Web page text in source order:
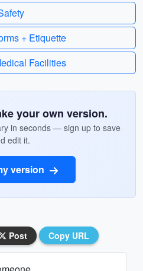
+ Etiquette
Facilities
your own version.
in seconds — sign up to save
edit it.
version
Post Copy URL